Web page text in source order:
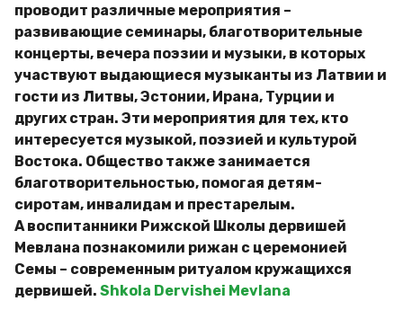
проводит различные мероприятия –
развивающие семинары, благотворительные
концерты, вечера поэзии и музыки, в которых
участвуют выдающиеся музыканты из Латвии и
гости из Литвы, Эстонии, Ирана, Турции и
других стран. Эти мероприятия для тех, кто
интересуется музыкой, поэзией и культурой
Востока. Общество также занимается
благотворительностью, помогая детям-
сиротам, инвалидам и престарелым.
А воспитанники Рижской Школы дервишей
Мевлана познакомили рижан с церемонией
Семы – современным ритуалом кружащихся
дервишей. Shkola Dervishei Mevlana